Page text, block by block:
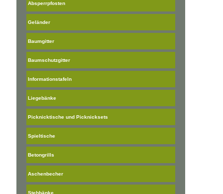
Absperrpfosten
Geländer
Baumgitter
Baumschutzgitter
Informationstafeln
Liegebänke
Picknicktische und Picknicksets
Spieltische
Betongrills
Aschenbecher
Stehbänke